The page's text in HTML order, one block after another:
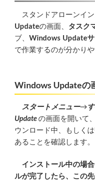
スタンドアローンイン
Updateの画面、 タスク
ブ、 Windows Updateサ
で作業するのが分かりや
Windows Updateの
スタートメニュー→
Update の画面を開いて
ウンロード中、もしく
あることを確認します。
インストール中の場
ルが完了したら、この